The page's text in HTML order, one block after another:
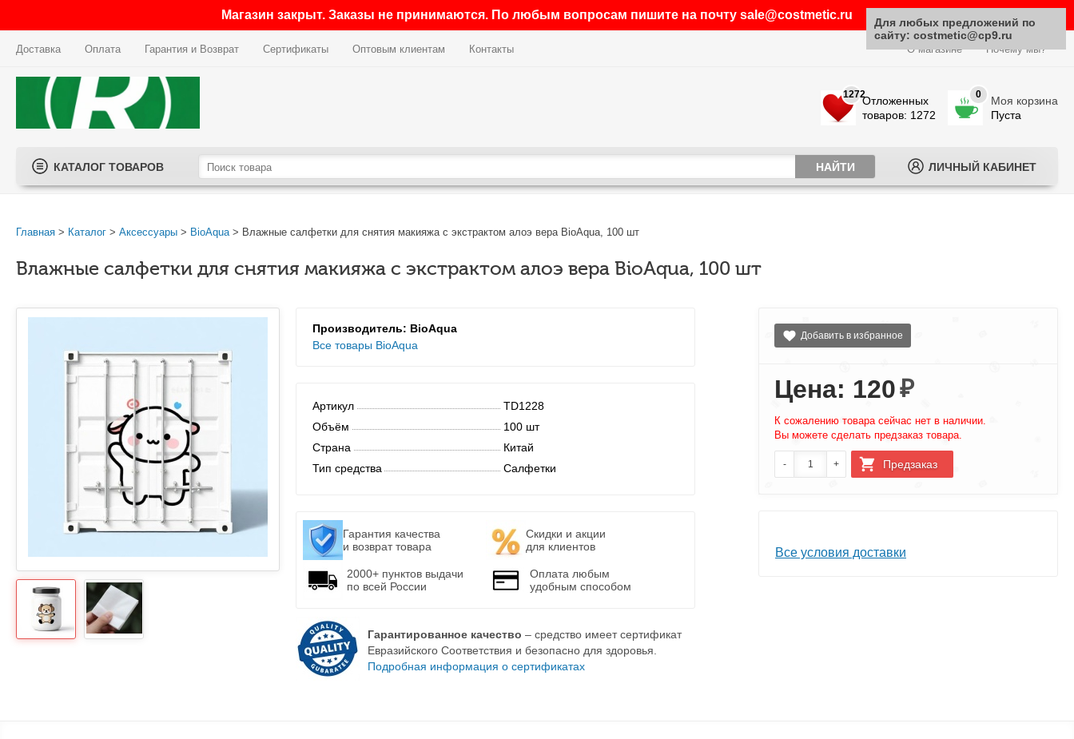
Магазин закрыт. Заказы не принимаются. По любым вопросам пишите на почту sale@costmetic.ru
Доставка Оплата Гарантия и Возврат Сертификаты Оптовым клиентам Контакты О магазине Почему мы?
1272Отложенных
товаров: 1272
0
Моя корзина
Пуста
КАТАЛОГ ТОВАРОВ ЛИЧНЫЙ КАБИНЕТ
Главная > Каталог > Аксессуары > BioAqua> Влажные салфетки для снятия макияжа с экстрактом алоэ вера BioAqua, 100 шт
Влажные салфетки для снятия макияжа с экстрактом алоэ вера BioAqua, 100 шт
Добавить в избранное
Цена: 120₽
К сожалению товара сейчас нет в наличии.
Вы можете сделать предзаказ товара.
Все условия доставки
Производитель: BioAqua
Все товары BioAqua
Артикул
TD1228
Объём
100 шт
Страна
Китай
Тип средства
Салфетки
Гарантия качества
и возврат товара
Скидки и акции
для клиентов
2000+ пунктов выдачи
по всей России
Оплата любым
удобным способом
Гарантированное качество – средство имеет сертификат
Евразийского Соответствия и безопасно для здоровья.
Подробная информация о сертификатах
Для любых предложений по
сайту: costmetic@cp9.ru